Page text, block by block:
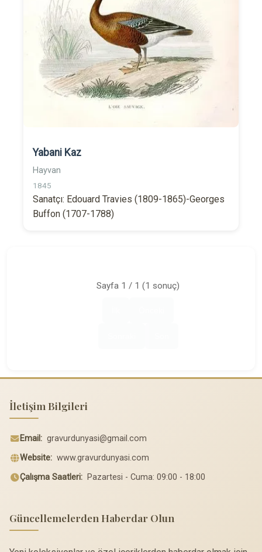
Yabani Kaz
Hayvan
1845
Sanatçı: Edouard Travies (1809-1865)-Georges
Buffon (1707-1788)
Sayfa 1 / 1 (1 sonuç)
İletişim Bilgileri
Email: gravurdunyasi@gmail.com
Website: www.gravurdunyasi.com
Çalışma Saatleri: Pazartesi - Cuma: 09:00 - 18:00
Güncellemelerden Haberdar Olun